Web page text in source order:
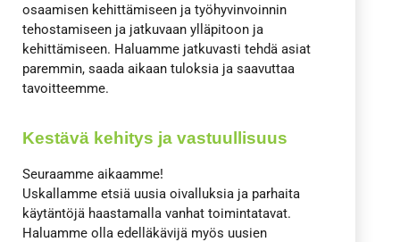
osaamisen kehittämiseen ja työhyvinvoinnin
tehostamiseen ja jatkuvaan ylläpitoon ja
kehittämiseen. Haluamme jatkuvasti tehdä asiat
paremmin, saada aikaan tuloksia ja saavuttaa
tavoitteemme.
Kestävä kehitys ja vastuullisuus
Seuraamme aikaamme!
Uskallamme etsiä uusia oivalluksia ja parhaita
käytäntöjä haastamalla vanhat toimintatavat.
Haluamme olla edelläkävijä myös uusien